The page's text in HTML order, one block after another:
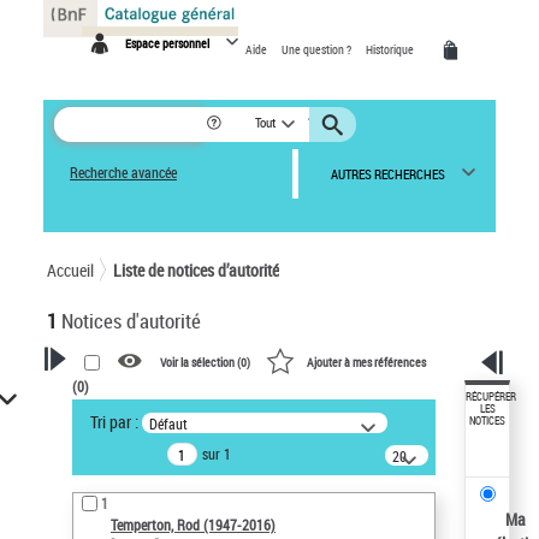
Espace personnel Aide Une question ? Historique
Tout
Recherche avancée AUTRES RECHERCHES
Accueil Liste de notices d’autorité
1 Notices d'autorité
VOTRE RECHERCHE
Recherche avancée dans les
notices d’autorité
Œuvres liées à l'auteur :
Temperton, Rod (1947-2016)
Voir la sélection (0) Ajouter à mes références
(0)
Tri par : Défaut
sur 1
20
résultats/page
1
Temperton, Rod (1947-2016)
RÉCUPÉRER
LES
NOTICES
Ma
Panneau de gestion des cookies